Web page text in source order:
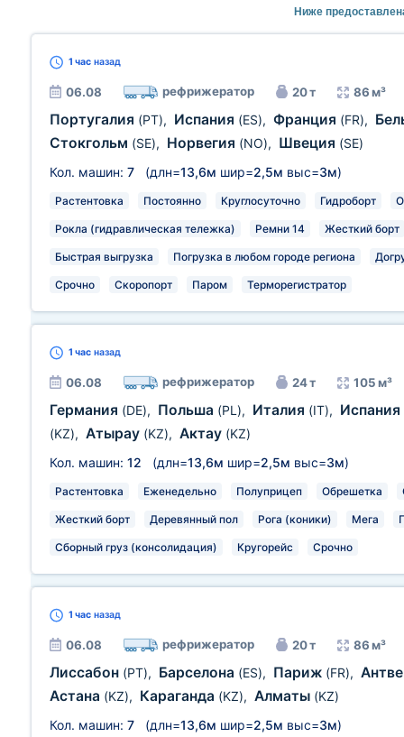
Ниже
1 час назад
06.08 рефрижератор 20 т 86 м³
Португалия (PT), Испания (ES), Франция (FR),
Стокгольм (SE), Норвегия (NO), Швеция (SE)
Кол. машин: 7 (длн=13,6м шир=2,5м выс=3м)
Растентовка Постоянно Круглосуточно Гидроборт
Рокла (гидравлическая тележка) Ремни 14 Жесткий борт
Быстрая выгрузка Погрузка в любом городе региона
Срочно Скоропорт Паром Терморегистратор
1 час назад
06.08 рефрижератор 24 т 105 м³
Германия (DE), Польша (PL), Италия (IT), Испания
(KZ), Атырау (KZ), Актау (KZ)
Кол. машин: 12 (длн=13,6м шир=2,5м выс=3м)
Растентовка Еженедельно Полуприцеп Обрешетка
Жесткий борт Деревянный пол Рога (коники) Мега
Сборный груз (консолидация) Кругорейс Срочно
1 час назад
06.08 рефрижератор 20 т 86 м³
Лиссабон (PT), Барселона (ES), Париж (FR),
Астана (KZ), Караганда (KZ), Алматы (KZ)
Кол. машин: 7 (длн=13,6м шир=2,5м выс=3м)